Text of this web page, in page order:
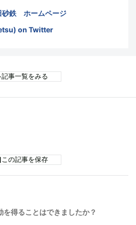
鉄 ホームページ
on Twitter
記事一覧をみる
この記事を保存
を得ることはできましたか？